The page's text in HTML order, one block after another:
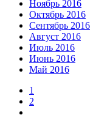
Ноябрь 2016
Октябрь 2016
Сентябрь 2016
Август 2016
Июль 2016
Июнь 2016
Май 2016
1
2